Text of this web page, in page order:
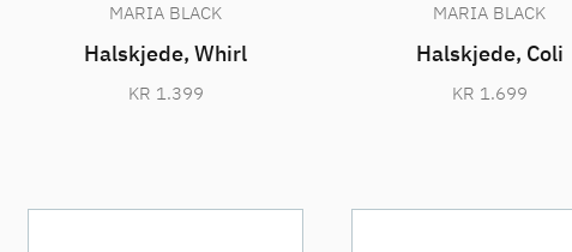
MARIA BLACK
Halskjede, Whirl
KR 1.399
MARIA BLACK
Halskjede, Coli
KR 1.699